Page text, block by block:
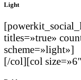
Light
titles=»true»
scheme=»light»]
[/col][col